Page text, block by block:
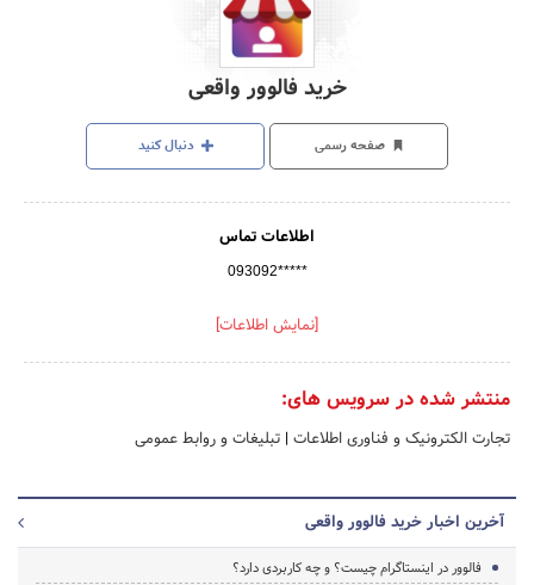
خرید فالوور واقعی
صفحه رسمی دنبال کنید
اطلاعات تماس
093092*****
[نمایش اطلاعات]
منتشر شده در سرویس های:
تجارت الکترونیک و فناوری اطلاعات | تبلیغات و روابط عمومی
آخرین اخبار خرید فالوور واقعی
فالوور در اینستاگرام چیست؟ و چه کاربردی دارد؟